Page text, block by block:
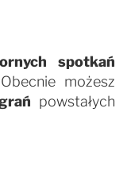
spotkań
możesz
powstałych